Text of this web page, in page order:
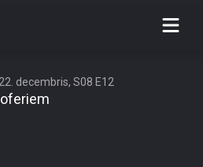
kā no koka –
apartamentus
decembris, S08 E12